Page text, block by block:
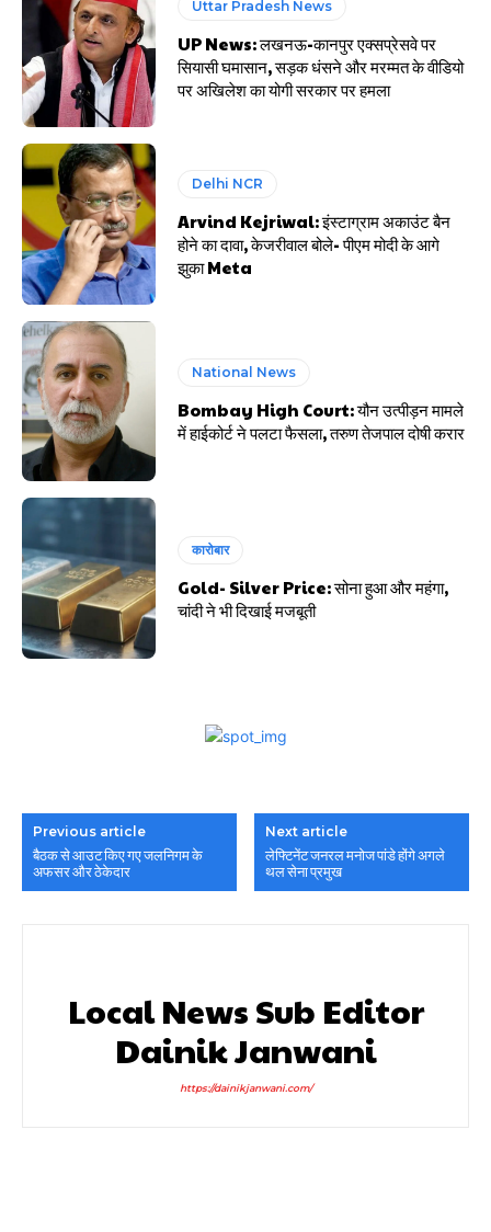
Uttar Pradesh News
UP News: लखनऊ-कानपुर एक्सप्रेसवे पर
सियासी घमासान, सड़क धंसने और मरम्मत के वीडियो
पर अखिलेश का योगी सरकार पर हमला
Delhi NCR
Arvind Kejriwal: इंस्टाग्राम अकाउंट बैन
होने का दावा, केजरीवाल बोले- पीएम मोदी के आगे
झुका Meta
National News
Bombay High Court: यौन उत्पीड़न मामले
में हाईकोर्ट ने पलटा फैसला, तरुण तेजपाल दोषी करार
कारोबार
Gold- Silver Price: सोना हुआ और महंगा,
चांदी ने भी दिखाई मजबूती
Previous article
बैठक से आउट किए गए जलनिगम के
अफसर और ठेकेदार
Next article
लेफ्टिनेंट जनरल मनोज पांडे होंगे अगले
थल सेना प्रमुख
Local News Sub Editor
Dainik Janwani
https://dainikjanwani.com/